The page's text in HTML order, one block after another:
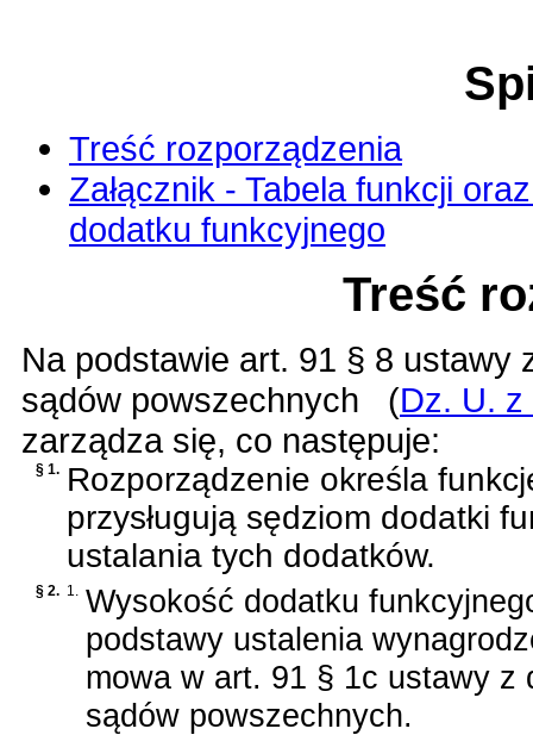
Treść rozporządzenia
Załącznik - Tabela funkcji
dodatku funkcyjnego
Treść
Na podstawie art. 91 § 8 ustawy
sądów powszechnych
(Dz. U.
zarządza się, co następuje:
§ 1. Rozporządzenie określa
przysługują sędziom dodatki
ustalania tych dodatków.
§ 2. 1. Wysokość dodatku
podstawy ustalenia
mowa w art. 91 § 1c ustawy z
sądów powszechnych.